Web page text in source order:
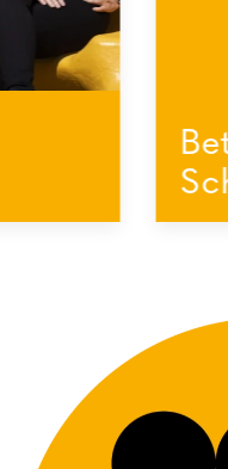
Betere
Schieveste